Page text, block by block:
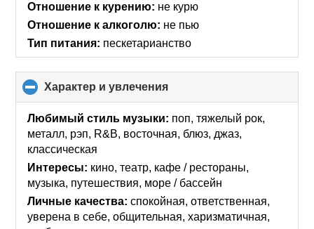
Отношение к курению: не курю
Отношение к алкоголю: не пью
Тип питания: пескетарианство
Характер и увлечения
to
collapse
contents
Любимый стиль музыки: поп, тяжелый рок,
металл, рэп, R&B, восточная, блюз, джаз,
классическая
Интересы: кино, театр, кафе / рестораны,
музыка, путешествия, море / бассейн
Личные качества: спокойная, ответственная,
уверена в себе, общительная, харизматичная,